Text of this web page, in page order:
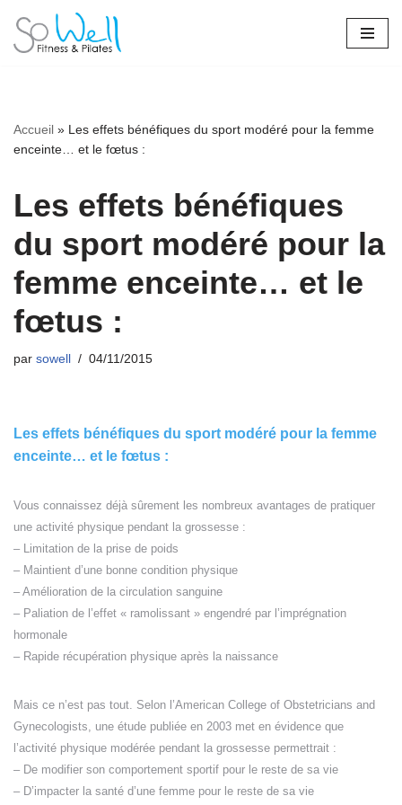
Aller
Accueil » Les effets bénéfiques du sport modéré pour la femme
enceinte… et le fœtus :
Les effets bénéfiques
du sport modéré pour la
femme enceinte… et le
fœtus :
par sowell 04/11/2015
Les effets bénéfiques du sport modéré pour la femme
enceinte… et le fœtus :
Vous connaissez déjà sûrement les nombreux avantages de pratiquer
une activité physique pendant la grossesse :
– Limitation de la prise de poids
– Maintient d’une bonne condition physique
– Amélioration de la circulation sanguine
– Paliation de l’effet « ramolissant » engendré par l’imprégnation
hormonale
– Rapide récupération physique après la naissance
Mais ce n’est pas tout. Selon l’American College of Obstetricians and
Gynecologists, une étude publiée en 2003 met en évidence que
l’activité physique modérée pendant la grossesse permettrait :
– De modifier son comportement sportif pour le reste de sa vie
– D’impacter la santé d’une femme pour le reste de sa vie